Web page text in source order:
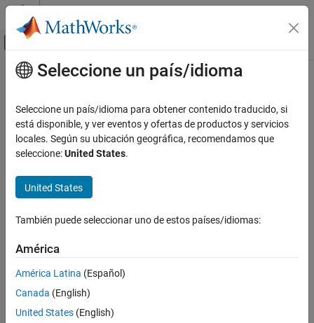
Saltar al contenido
Mostrar/ocultar menú de navegación
Inicio de Documentación
Contenido principal
How useful was this information?
Seleccione un país/idioma
Seleccione un país/idioma para obtener contenido traducido, si
está disponible, y ver eventos y ofertas de productos y servicios
locales. Según su ubicación geográfica, recomendamos que
seleccione:United States.
United States
También puede seleccionar uno de estos países/idiomas:
América
América Latina (Español)
Canada (English)
United States (English)